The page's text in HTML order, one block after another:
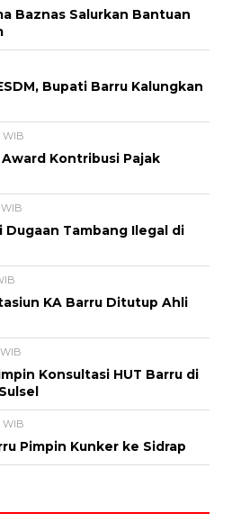
Baznas Salurkan Bantuan
Bupati Barru Kalungkan
WIB
Kontribusi Pajak
WIB
Dugaan Tambang Ilegal di
KA Barru Ditutup Ahli
Konsultasi HUT Barru di
WIB
Pimpin Kunker ke Sidrap